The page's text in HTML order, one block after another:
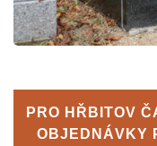
PRO HŘBITOV
OBJEDNÁVKY